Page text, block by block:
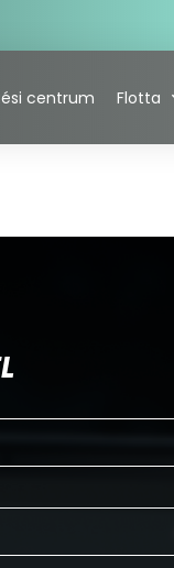
centrum Flotta